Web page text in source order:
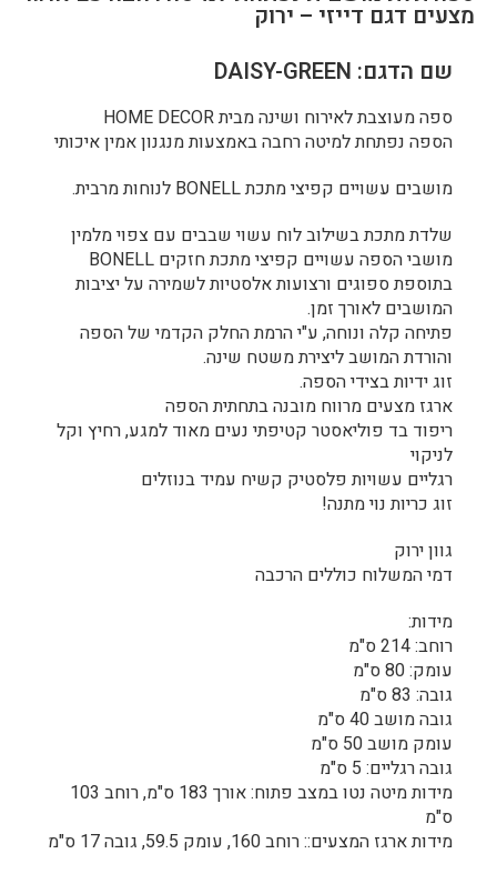
מצעים דגם דייזי – ירוק
שם הדגם: DAISY-GREEN
ספה מעוצבת לאירוח ושינה מבית HOME DECOR
הספה נפתחת למיטה רחבה באמצעות מנגנון אמין איכותי
מושבים עשויים קפיצי מתכת BONELL לנוחות מרבית.
שלדת מתכת בשילוב לוח עשוי שבבים עם צפוי מלמין
מושבי הספה עשויים קפיצי מתכת חזקים BONELL
בתוספת ספוגים ורצועות אלסטיות לשמירה על יציבות
המושבים לאורך זמן.
פתיחה קלה ונוחה, ע"י הרמת החלק הקדמי של הספה
והורדת המושב ליצירת משטח שינה.
זוג ידיות בצידי הספה.
ארגז מצעים מרווח מובנה בתחתית הספה
ריפוד בד פוליאסטר קטיפתי נעים מאוד למגע, רחיץ וקל
לניקוי
רגליים עשויות פלסטיק קשיח עמיד בנוזלים
זוג כריות נוי מתנה!
גוון ירוק
דמי המשלוח כוללים הרכבה
מידות:
רוחב: 214 ס"מ
עומק: 80 ס"מ
גובה: 83 ס"מ
גובה מושב 40 ס"מ
עומק מושב 50 ס"מ
גובה רגליים: 5 ס"מ
מידות מיטה נטו במצב פתוח: אורך 183 ס"מ, רוחב 103
ס"מ
מידות ארגז המצעים:: רוחב 160, עומק 59.5, גובה 17 ס"מ